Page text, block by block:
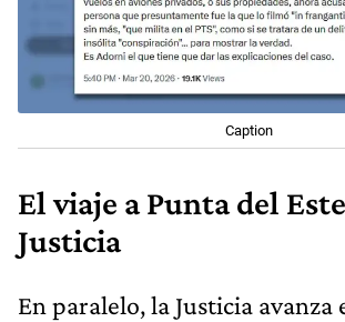
Caption
El viaje a Punta del
Justicia
En paralelo, la Justicia avanza